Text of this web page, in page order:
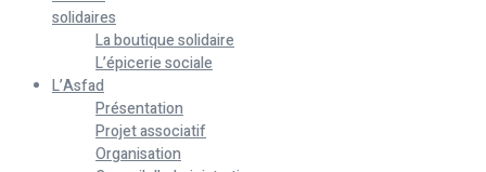
solidaires
La boutique solidaire
L’épicerie sociale
L’Asfad
Présentation
Projet associatif
Organisation